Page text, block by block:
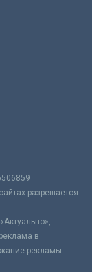
разрешается
в
рекламы